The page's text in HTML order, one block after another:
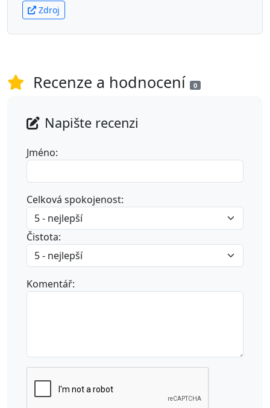
Zdroj
Recenze a hodnocení 0
Napište recenzi
Jméno:
Celková spokojenost:
Čistota:
Komentář: